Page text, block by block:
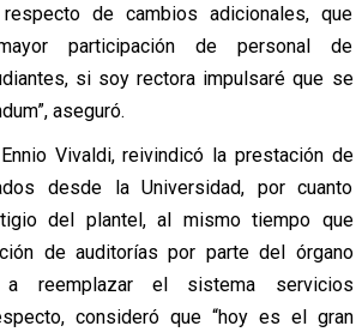
de cambios adicionales, que
participación de personal de
si soy rectora impulsaré que se
aseguró.
Vivaldi, reivindicó la prestación de
desde la Universidad, por cuanto
del plantel, al mismo tiempo que
de auditorías por parte del órgano
reemplazar el sistema servicios
consideró que “hoy es el gran